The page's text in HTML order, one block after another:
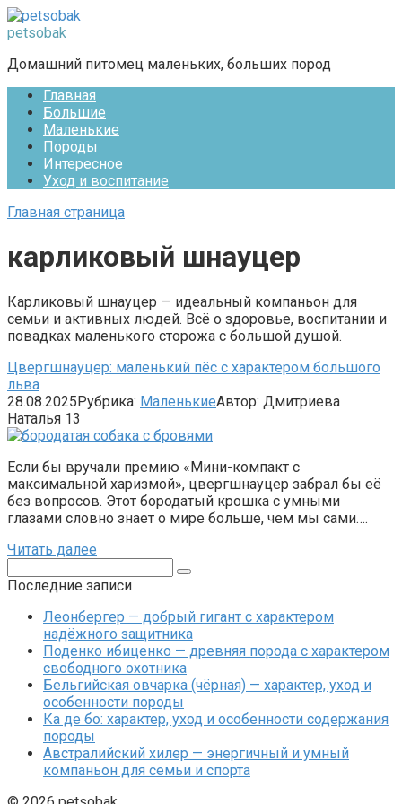
Перейти
к
petsobak
Домашний питомец маленьких, больших пород
Главная
Большие
Маленькие
Породы
Интересное
Уход и воспитание
Главная страница
карликовый шнауцер
Карликовый шнауцер — идеальный компаньон для
семьи и активных людей. Всё о здоровье, воспитании и
повадках маленького сторожа с большой душой.
Цвергшнауцер: маленький пёс с характером большого
льва
28.08.2025Рубрика: МаленькиеАвтор: Дмитриева
Наталья 13
Если бы вручали премию «Мини-компакт с
максимальной харизмой», цвергшнауцер забрал бы её
без вопросов. Этот бородатый крошка с умными
глазами словно знает о мире больше, чем мы сами….
Читать далее
Последние записи
Леонбергер — добрый гигант с характером
надёжного защитника
Поденко ибиценко — древняя порода с характером
свободного охотника
Бельгийская овчарка (чёрная) — характер, уход и
особенности породы
Ка де бо: характер, уход и особенности содержания
породы
Австралийский хилер — энергичный и умный
компаньон для семьи и спорта